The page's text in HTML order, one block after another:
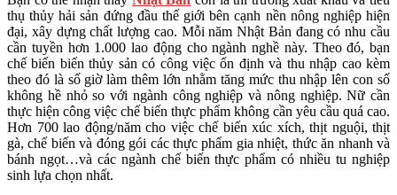
thụ thủy hải sản đứng đầu thế giới bên cạnh nền nông nghiệp hiện
đại, xây dựng chất lượng cao. Mỗi năm Nhật Bản đang có nhu cầu
cần tuyền hơn 1.000 lao động cho ngành nghề này. Theo đó, bạn
chế biến biến thủy sản có công việc ổn định và thu nhập cao kèm
theo đó là số giờ làm thêm lớn nhằm tăng mức thu nhập lên con số
không hề nhỏ so với ngành công nghiệp và nông nghiệp. Nữ cần
thực hiện công việc chế biến thực phẩm không cần yêu cầu quá cao.
Hơn 700 lao động/năm cho việc chế biến xúc xích, thịt nguội, thịt
gà, chế biến và đóng gói các thực phẩm gia nhiệt, thức ăn nhanh và
bánh ngọt…và các ngành chế biến thực phẩm có nhiều tu nghiệp
sinh lựa chọn nhất.